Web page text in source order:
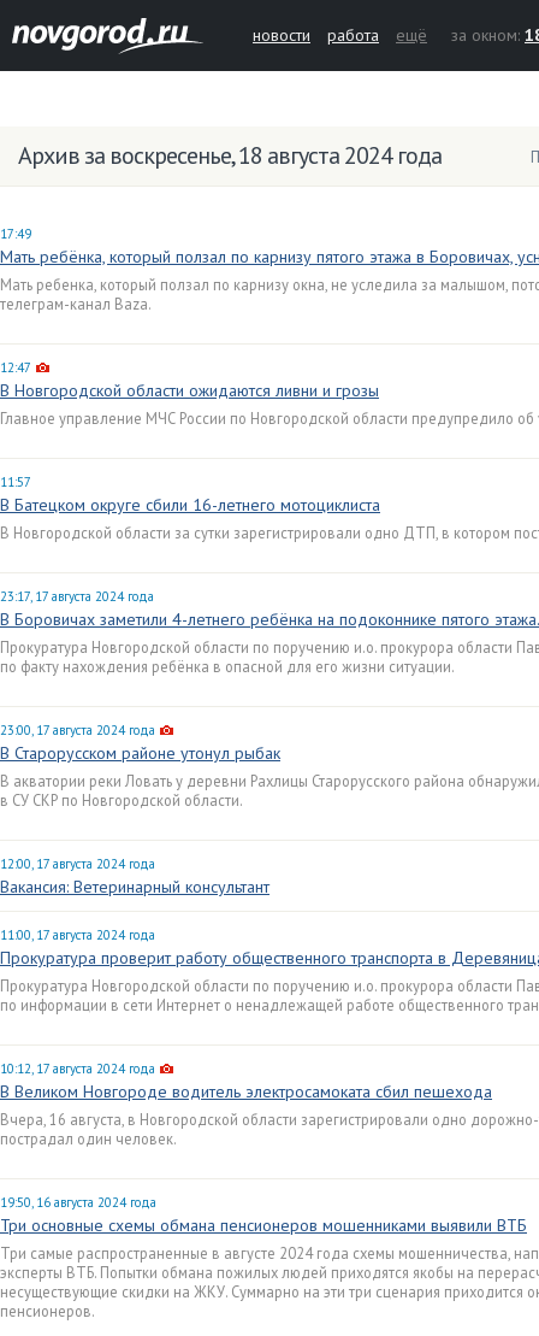
новости работа ещё за окном:
Архив за воскресенье, 18 августа 2024 года
17:49
Мать ребёнка, который ползал по карнизу пятого этажа в Боровичах,
Мать ребенка, который ползал по карнизу окна, не уследила за малышом,
телеграм-канал Baza.
12:47
В Новгородской области ожидаются ливни и грозы
Главное управление МЧС России по Новгородской области предупредило
11:57
В Батецком округе сбили 16-летнего мотоциклиста
В Новгородской области за сутки зарегистрировали одно ДТП, в котором
23:17, 17 августа 2024 года
В Боровичах заметили 4-летнего ребёнка на подоконнике пятого
Прокуратура Новгородской области по поручению и.о. прокурора области
по факту нахождения ребёнка в опасной для его жизни ситуации.
23:00, 17 августа 2024 года
В Старорусском районе утонул рыбак
В акватории реки Ловать у деревни Рахлицы Старорусского района
в СУ СКР по Новгородской области.
12:00, 17 августа 2024 года
Вакансия: Ветеринарный консультант
11:00, 17 августа 2024 года
Прокуратура проверит работу общественного транспорта в
Прокуратура Новгородской области по поручению и.о. прокурора области
по информации в сети Интернет о ненадлежащей работе общественного
10:12, 17 августа 2024 года
В Великом Новгороде водитель электросамоката сбил пешехода
Вчера, 16 августа, в Новгородской области зарегистрировали одно
пострадал один человек.
19:50, 16 августа 2024 года
Три основные схемы обмана пенсионеров мошенниками выявили ВТБ
Три самые распространенные в августе 2024 года схемы мошенничества,
эксперты ВТБ. Попытки обмана пожилых людей приходятся якобы на
несуществующие скидки на ЖКУ. Суммарно на эти три сценария приходится
пенсионеров.